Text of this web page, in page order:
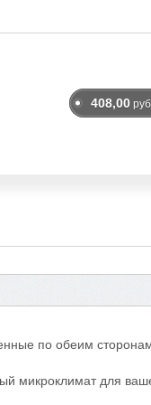
408,00
по обеим
микроклимат для